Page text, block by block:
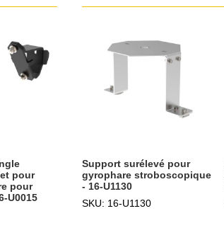
pour
pour
U0015
Support surélevé pour
gyrophare stroboscopique
- 16-U1130
SKU: 16-U1130